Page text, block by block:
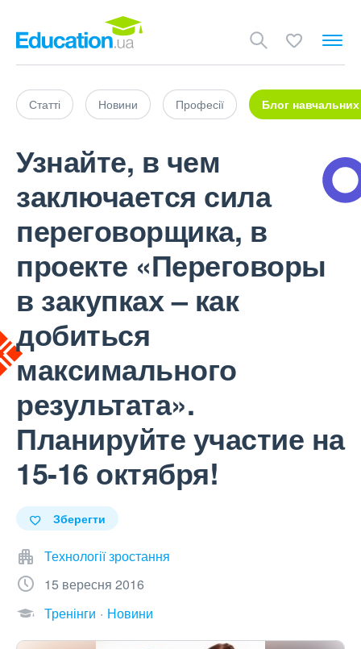
Статті Новини Професії Блог навчальних
Узнайте, в чем
заключается сила
переговорщика, в
проекте «Переговоры
в закупках – как
добиться
максимального
результата».
Планируйте участие на
15-16 октября!
Зберегти
Технології зростання
15 вересня 2016
Тренінги
Новини